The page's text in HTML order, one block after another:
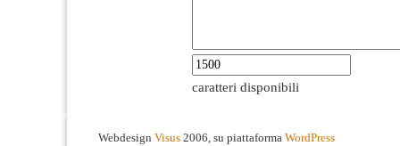
caratteri disponibili
Webdesign Visus 2006, su piattaforma WordPress